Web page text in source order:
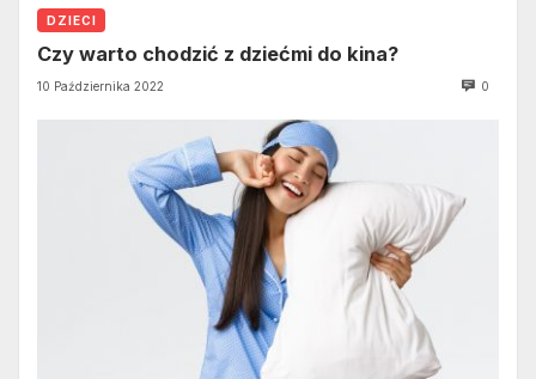
DZIECI
Czy warto chodzić z dziećmi do kina?
10 Października 2022 0